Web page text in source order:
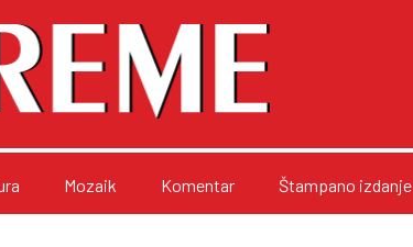
Mozaik Komentar Štampano izdanje